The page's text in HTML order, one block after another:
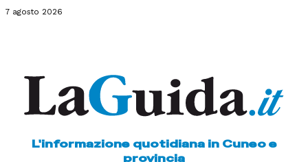
7 agosto 2026
L'informazione quotidiana in Cuneo e
provincia